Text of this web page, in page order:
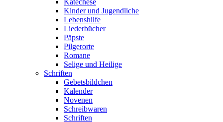
Katechese
Kinder und Jugendliche
Lebenshilfe
Liederbücher
Päpste
Pilgerorte
Romane
Selige und Heilige
Schriften
Gebetsbildchen
Kalender
Novenen
Schreibwaren
Schriften